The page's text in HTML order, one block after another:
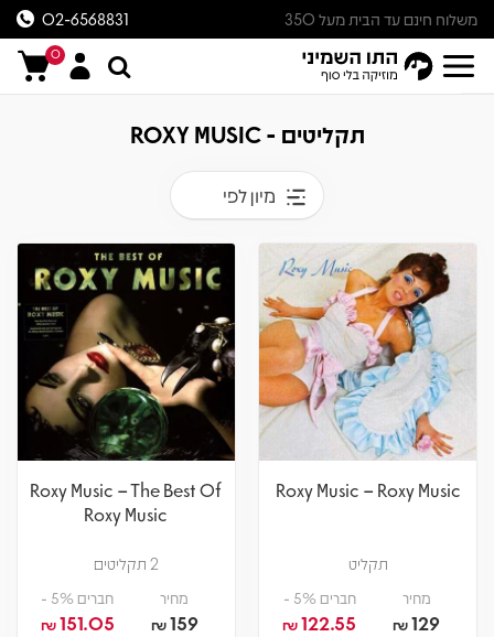
משלוח חינם עד הבית מעל 350
ש״ח
02-6568831
0
תקליטים - ROXY MUSIC
מיון לפי
Roxy Music – Roxy Music
תקליט
מחיר
129
₪
חברים 5% -
122.55
₪
Roxy Music – The Best Of
Roxy Music
2 תקליטים
מחיר
159
₪
חברים 5% -
151.05
₪